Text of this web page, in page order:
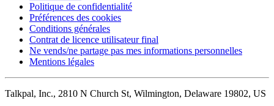
Politique de confidentialité
Préférences des cookies
Conditions générales
Contrat de licence utilisateur final
Ne vends/ne partage pas mes informations personnelles
Mentions légales
Talkpal, Inc., 2810 N Church St, Wilmington, Delaware 19802, US